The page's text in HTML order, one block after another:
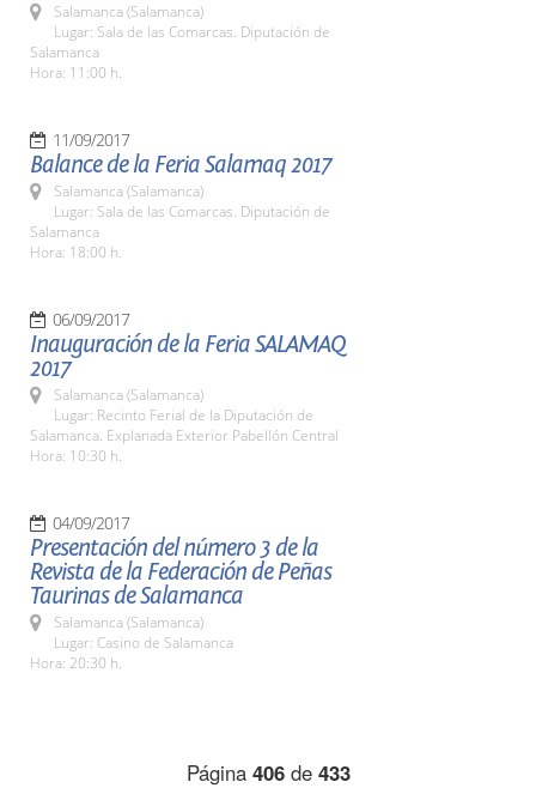
Salamanca (Salamanca)
Lugar: Sala de las Comarcas. Diputación de
Salamanca
Hora: 11:00 h.
11/09/2017
Balance de la Feria Salamaq 2017
Salamanca (Salamanca)
Lugar: Sala de las Comarcas. Diputación de
Salamanca
Hora: 18:00 h.
06/09/2017
Inauguración de la Feria SALAMAQ
2017
Salamanca (Salamanca)
Lugar: Recinto Ferial de la Diputación de
Salamanca. Explanada Exterior Pabellón Central
Hora: 10:30 h.
04/09/2017
Presentación del número 3 de la
Revista de la Federación de Peñas
Taurinas de Salamanca
Salamanca (Salamanca)
Lugar: Casino de Salamanca
Hora: 20:30 h.
Página 406de 433